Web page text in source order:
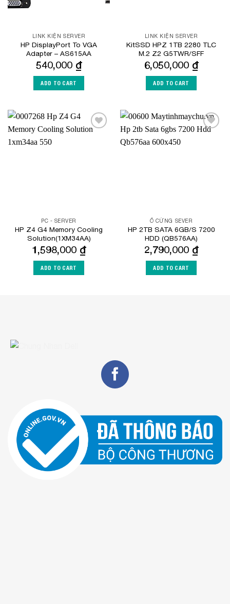
LINK KIỆN SERVER
HP DisplayPort To VGA
Adapter – AS615AA
540,000 ₫
ADD TO CART
LINK KIỆN SERVER
KitSSD HPZ 1TB 2280 TLC
M.2 Z2 G5TWR/SFF
6,050,000 ₫
ADD TO CART
PC - SERVER
HP Z4 G4 Memory Cooling
Solution(1XM34AA)
1,598,000 ₫
ADD TO CART
Ổ CỨNG SEVER
HP 2TB SATA 6GB/S 7200
HDD (QB576AA)
2,790,000 ₫
ADD TO CART